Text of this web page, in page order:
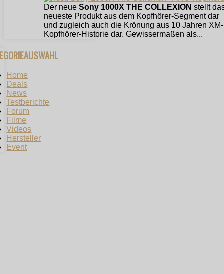
Der neue Sony 1000X THE COLLEXION stellt
neueste Produkt aus dem Kopfhörer-Segment dar
und zugleich auch die Krönung aus 10 Jahren XM-
Kopfhörer-Historie dar. Gewissermaßen als...
Home
Deals
News
Testberichte
Forum
Filme
Videos
Hersteller
Event